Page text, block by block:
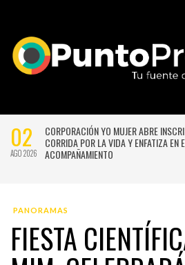
02
AGO 2026
CORPORACIÓN YO MUJER ABRE
CORRIDA POR LA VIDA Y ENFATIZA EN
ACOMPAÑAMIENTO
PANORAMAS
FIESTA